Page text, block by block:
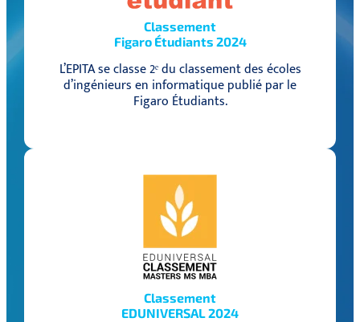
Classement
Figaro Étudiants 2024
L’EPITA se classe 2ᵉ du classement des écoles
d’ingénieurs en informatique publié par le
Figaro Étudiants.
Classement
EDUNIVERSAL 2024